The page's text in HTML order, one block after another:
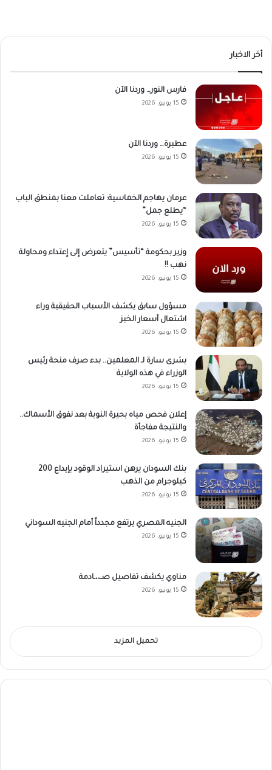
أخر الاخبار
فارس النور… وردنا الآن
15 يونيو، 2026
عطبرة… وردنا الآن
15 يونيو، 2026
عرمان يهاجم الخماسية: تعاملت معنا بمنطق الباب
“يطلع جمل”
15 يونيو، 2026
وزير بحكومة “تأسيس” يتعرض إلى إعتداء ومحاولة
نهب !!
15 يونيو، 2026
مسؤول سابق يكشف الأسباب الحقيقية وراء
اشتعال أسعار الخبز
15 يونيو، 2026
بشرى سارة لـ المعلمين.. بدء صرف منحة رئيس
الوزراء في هذه الولاية
15 يونيو، 2026
إعلان فحص مياه بحيرة النوبة بعد نفوق الأسماك..
والنتيجة مفاجأة
15 يونيو، 2026
بنك السودان يرهن استيراد الوقود بإيداع 200
كيلوجرام من الذهب
15 يونيو، 2026
الجنيه المصري يرتفع مجدداً أمام الجنيه السوداني
15 يونيو، 2026
مناوي يكشف تفاصيل صـ،،ـادمة
15 يونيو، 2026
تحميل المزيد